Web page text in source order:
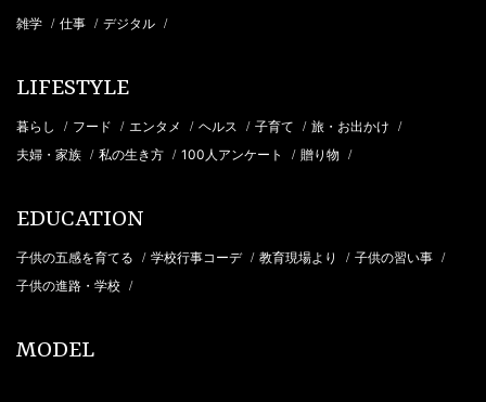
雑学 / 仕事 / デジタル /
LIFESTYLE
暮らし / フード / エンタメ / ヘルス / 子育て / 旅・お出かけ /
夫婦・家族 / 私の生き方 / 100人アンケート / 贈り物 /
EDUCATION
子供の五感を育てる / 学校行事コーデ / 教育現場より / 子供の習い事 /
子供の進路・学校 /
MODEL